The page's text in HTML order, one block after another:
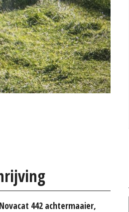
442 achtermaaier,